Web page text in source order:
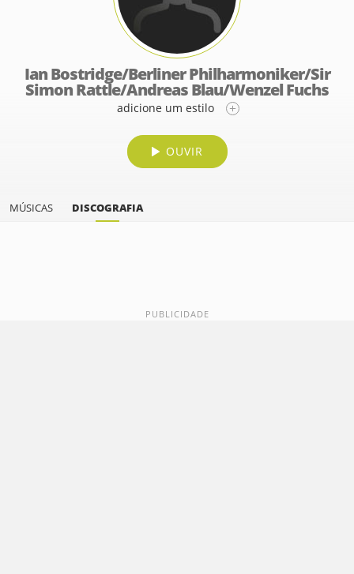
Ian Bostridge/Berliner Philharmoniker/Sir
Simon Rattle/Andreas Blau/Wenzel Fuchs
adicione um estilo
OUVIR
MÚSICAS DISCOGRAFIA